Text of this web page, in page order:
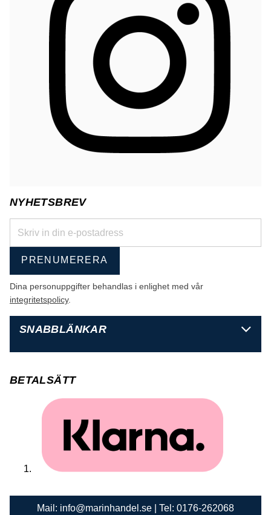
NYHETSBREV
PRENUMERERA
Dina personuppgifter behandlas i enlighet med vår
integritetspolicy.
SNABBLÄNKAR
BETALSÄTT
Mail: info@marinhandel.se | Tel: 0176-262068